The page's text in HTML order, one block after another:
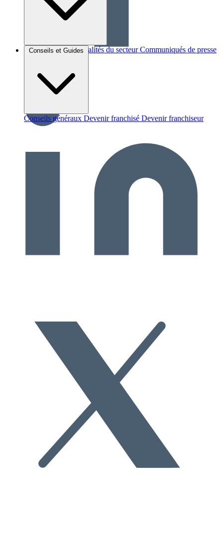
Brèves et actus Actualités du secteur Communiqués de presse
Conseils et Guides
Conseils généraux Devenir franchisé Devenir franchiseur